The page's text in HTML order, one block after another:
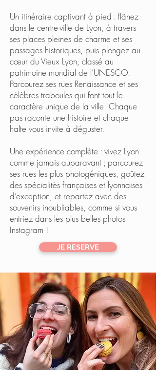
Un itinéraire captivant à pied : flânez
dans le centre-ville de Lyon, à travers
ses places pleines de charme et ses
passages historiques, puis plongez au
cœur du Vieux Lyon, classé au
patrimoine mondial de l’UNESCO.
Parcourez ses rues Renaissance et ses
célèbres traboules qui font tout le
caractère unique de la ville. Chaque
pas raconte une histoire et chaque
halte vous invite à déguster.
Une expérience complète : vivez Lyon
comme jamais auparavant ; parcourez
ses rues les plus photogéniques, goûtez
des spécialités françaises et lyonnaises
d’exception, et repartez avec des
souvenirs inoubliables, comme si vous
entriez dans les plus belles photos
Instagram !
JE RESERVE